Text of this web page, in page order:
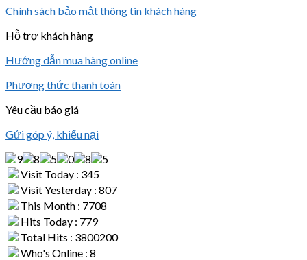
Chính sách bảo mật thông tin khách hàng
Hỗ trợ khách hàng
Hướng dẫn mua hàng online
Phương thức thanh toán
Yêu cầu báo giá
Gửi góp ý, khiếu nại
Visit Today : 345
Visit Yesterday : 807
This Month : 7708
Hits Today : 779
Total Hits : 3800200
Who's Online : 8